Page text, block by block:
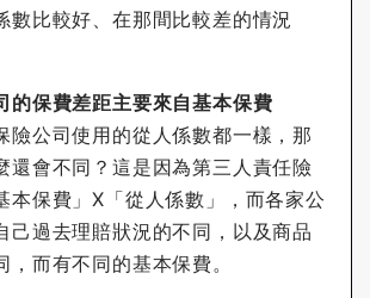
數比較好、在那間比較差的情況
的保費差距主要來自基本保費
險公司使用的從人係數都一樣，那
還會不同？這是因為第三人責任險
本保費」X「從人係數」，而各家公
己過去理賠狀況的不同，以及商品
，而有不同的基本保費。